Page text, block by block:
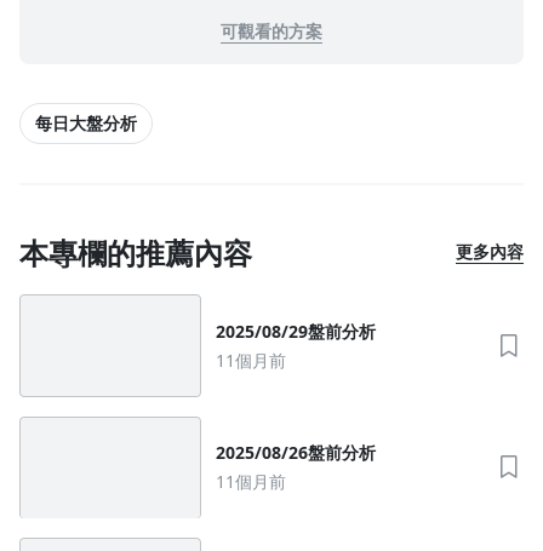
可觀看的方案
每日大盤分析
本專欄的推薦內容 更多內容
2025/08/29盤前分析
11個月前
2025/08/26盤前分析
11個月前